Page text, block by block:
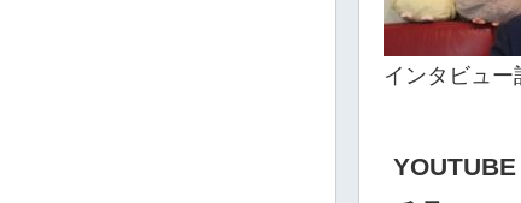
インタビュー